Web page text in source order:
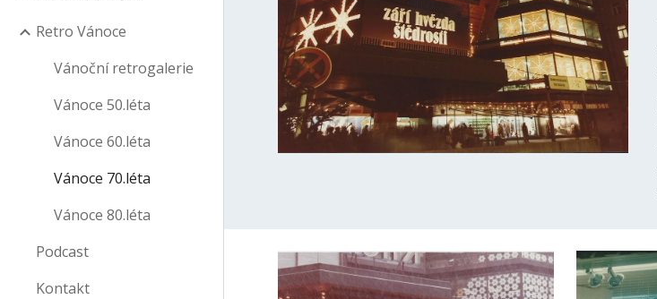
Retro Vánoce
Vánoční retrogalerie
Vánoce 50.léta
Vánoce 60.léta
Vánoce 70.léta
Vánoce 80.léta
Podcast
Kontakt